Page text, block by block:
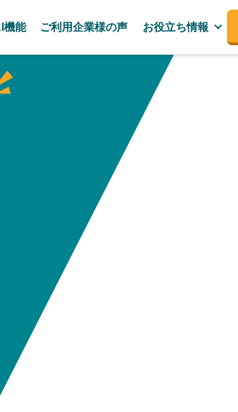
機能 ご利用企業様の声 お役立ち情報